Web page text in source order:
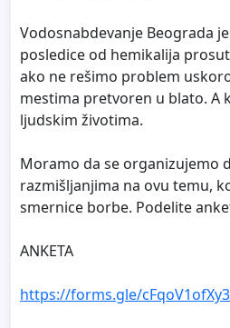
Vodosnabdevanje Beograda
posledice od hemikalija
ako ne rešimo problem
mestima pretvoren u blato. A
ljudskim životima.
Moramo da se organizujemo
razmišljanjima na ovu temu,
smernice borbe. Podelite
ANKETA
https://forms.gle/